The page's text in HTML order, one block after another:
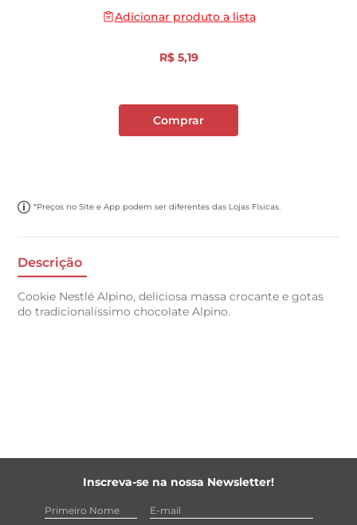
Adicionar produto a lista
R$ 5,19
Comprar
*Preços no Site e App podem ser diferentes das Lojas Físicas.
Descrição
Cookie Nestlé Alpino, deliciosa massa crocante e gotas
do tradicionalíssimo chocolate Alpino.
Inscreva-se na nossa Newsletter!